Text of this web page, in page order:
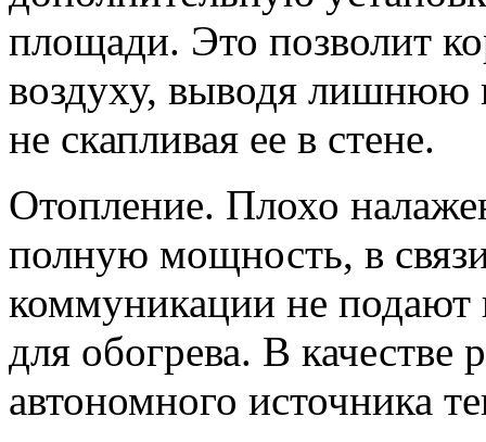
площади. Это позволит
воздуху, выводя лишнюю
не скапливая ее в стене.
Отопление. Плохо
полную мощность, в
коммуникации не подают
для обогрева. В качестве
автономного источника